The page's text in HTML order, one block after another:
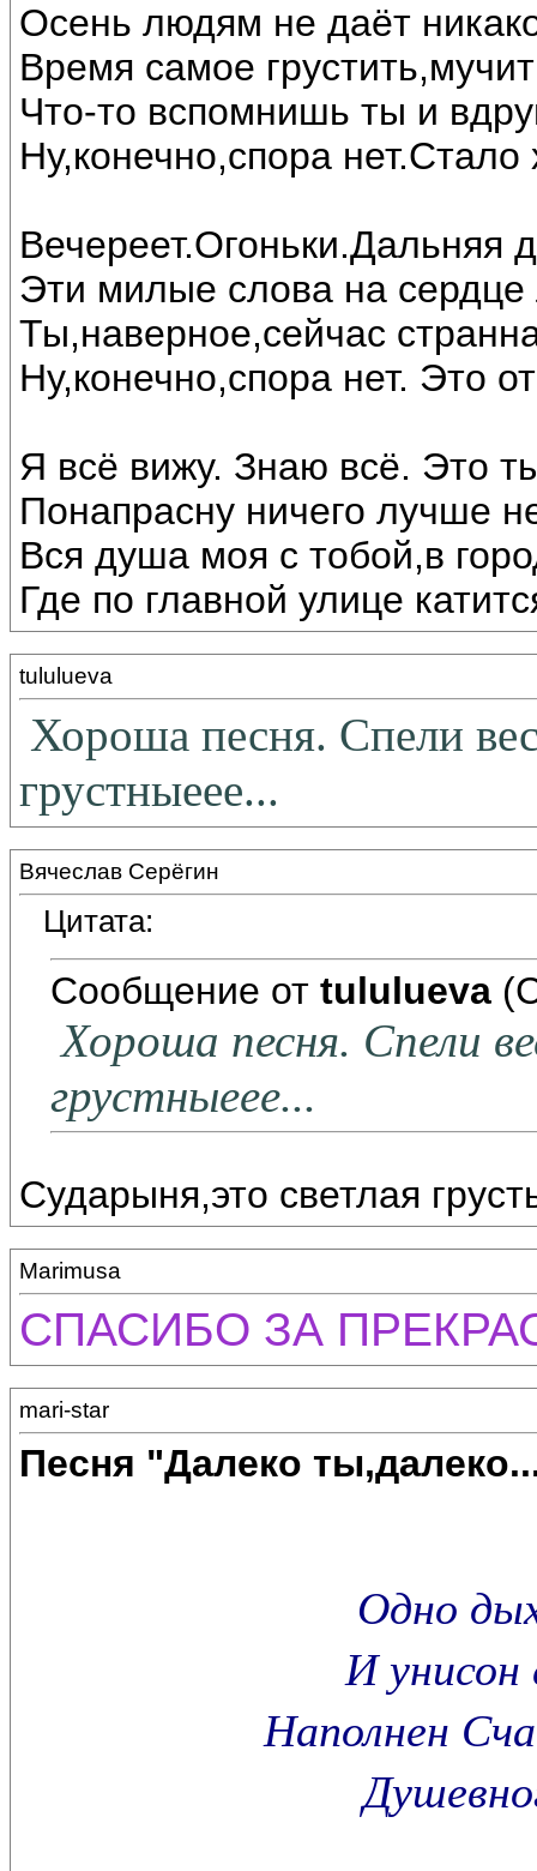
Осень людям не даёт
Время самое
Что-то вспомнишь ты и
Ну,конечно,спора нет.Стало
Вечереет.Огоньки.Дальняя
Эти милые слова на сердце
Ты,наверное,сейчас
Ну,конечно,спора нет. Это
Я всё вижу. Знаю всё. Это
Понапрасну ничего лучше
Вся душа моя с тобой,в
Где по главной улице
tululueva
Хороша песня. Спели
грустныеее...
Вячеслав Серёгин
Цитата:
Сообщение от tululueva
Хороша песня. Спели
грустныеее...
Сударыня,это светлая
Marimusa
СПАСИБО ЗА
mari-star
Песня "Далеко
Одно
И унисон
Наполнен